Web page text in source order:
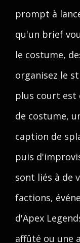
prompt à
qu'un brief
le costume,
organisez le
plus court est
de costume,
caption de
puis
sont liés à de
factions,
d'Apex
affûté ou une